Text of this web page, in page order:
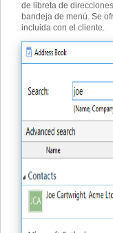
de libreta de
bandeja de menú. Se
incluida con el cliente.